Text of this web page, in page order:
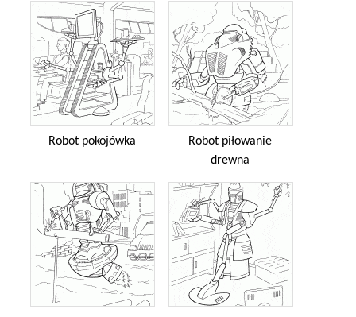
Robot pokojówka
Robot piłowanie
drewna